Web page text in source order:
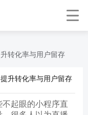
转化率与用户留存
升转化率与用户留存
起眼的小程序直